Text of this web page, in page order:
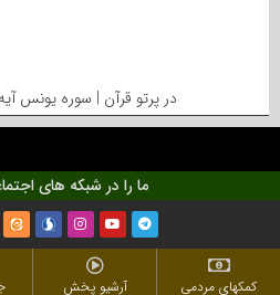
در پرتو قرآن | سوره یونس آیه 58 | دکتر حاجیان
ما را در شبکه های
کمکهای مردمی آرشیو پخش